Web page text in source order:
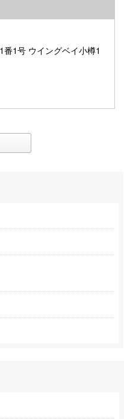
1号 ウイングベイ小樽1